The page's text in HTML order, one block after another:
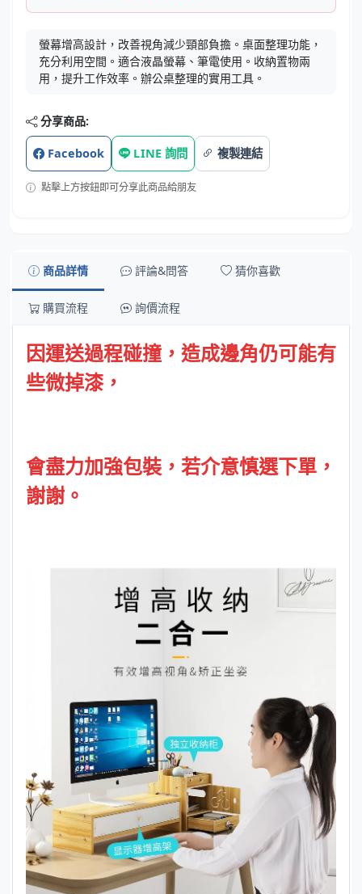
螢幕增高設計，改善視角減少頸部負擔。桌面整理功能，
充分利用空間。適合液晶螢幕、筆電使用。收納置物兩
用，提升工作效率。辦公桌整理的實用工具。
分享商品:
Facebook LINE 詢問 複製連結
點擊上方按鈕即可分享此商品給朋友
商品詳情 評論&問答 猜你喜歡
購買流程 詢價流程
因運送過程碰撞， 造成邊角仍可能有
些微掉漆，
會盡力加強包裝， 若介意慎選下單，
謝謝。